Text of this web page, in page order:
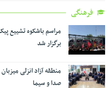
فرهنگی
مراسم باشکوه تشییع
برگزار شد
منطقه آزاد انزلی
صدا و سیما